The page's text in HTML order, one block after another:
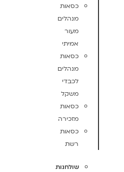
כסאות
מנהלים
מעור
אמיתי
כסאות
מנהלים
לכבדי
משקל
כסאות
מזכירה
כסאות
רשת
שולחנות